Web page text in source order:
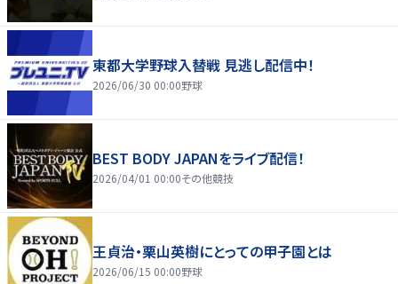
東都大学野球入替戦 見逃し配信中！
2026/06/30 00:00野球
BEST BODY JAPANをライブ配信！
2026/04/01 00:00その他競技
王貞治・栗山英樹にとっての甲子園とは
2026/06/15 00:00野球